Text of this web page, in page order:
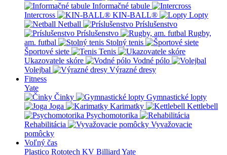
Informačné tabule
Intercross
KIN-BALL®
Lopty
Netball
Príslušenstvo
Príslušenstvo
Rugby,
am. futbal
Stolný tenis
Športové siete
Tenis
Ukazovatele skóre
Vodné pólo
Volejbal
Výrazné dresy
Fitness
Yate
Činky
Gymnastické lopty
Joga
Karimatky
Kettlebell
Psychomotorika
Rehabilitácia
Vyvažovacie
pomôcky
Voľný čas
Plastico Rototech KV Billiard Yate